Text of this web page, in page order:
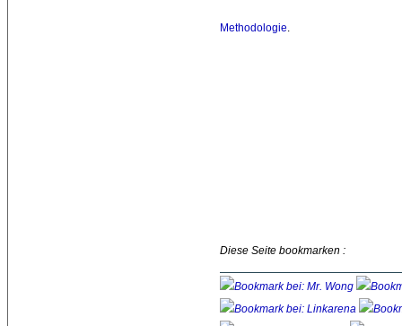
Methodologie.
Diese Seite bookmarken :